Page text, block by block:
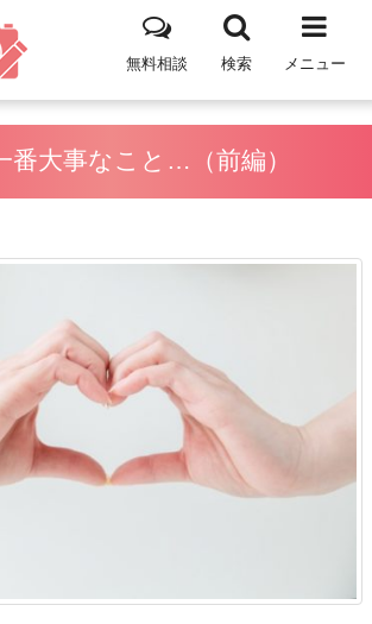
メニュー
検索
無料相談
番大事なこと…（前編）